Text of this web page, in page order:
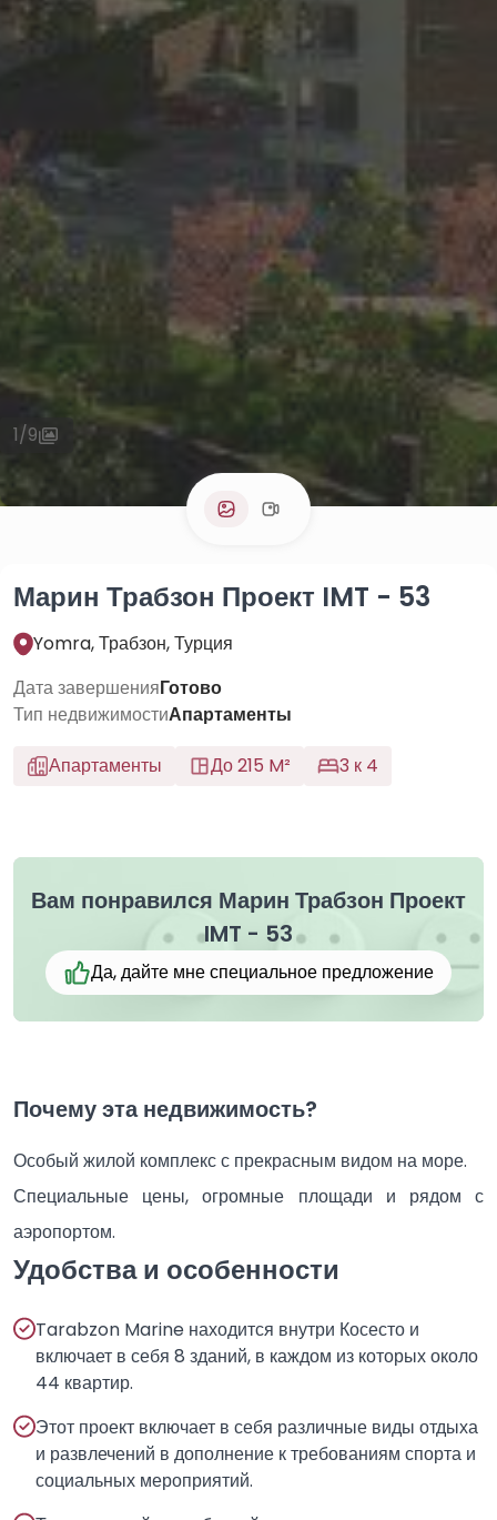
1/9
Марин Трабзон Проект IMT - 53
Yomra, Трабзон, Турция
Дата завершенияГотово
Тип недвижимостиАпартаменты
Апартаменты
До 215 M² 3 к 4
Вам понравился Марин Трабзон Проект
IMT - 53
Да, дайте мне специальное предложение
Почему эта недвижимость?
Особый жилой комплекс с прекрасным видом на море.
Специальные цены, огромные площади и рядом с
аэропортом.
Удобства и особенности
Tarabzon Marine находится внутри Косесто и
включает в себя 8 зданий, в каждом из которых около
44 квартир.
Этот проект включает в себя различные виды отдыха
и развлечений в дополнение к требованиям спорта и
социальных мероприятий.